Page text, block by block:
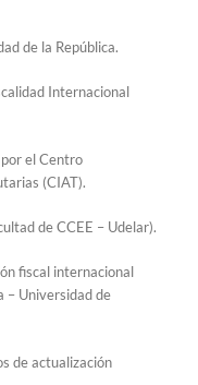
de la República.
Internacional
el Centro
(CIAT).
de CCEE – Udelar).
fiscal internacional
– Universidad de
de actualización